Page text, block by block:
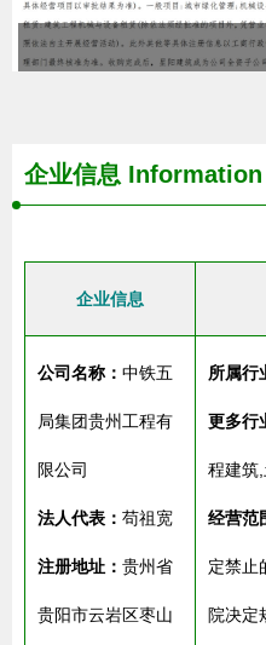
企业信息 Information
企业信息
公司名称： 中铁五
局集团贵州工程有
限公司
法人代表： 苟祖宽
注册地址： 贵州省
贵阳市云岩区枣山
所属行
更多行
程建筑
经营范
定禁止
院决定